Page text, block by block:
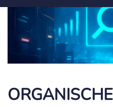
ORGANISCHE